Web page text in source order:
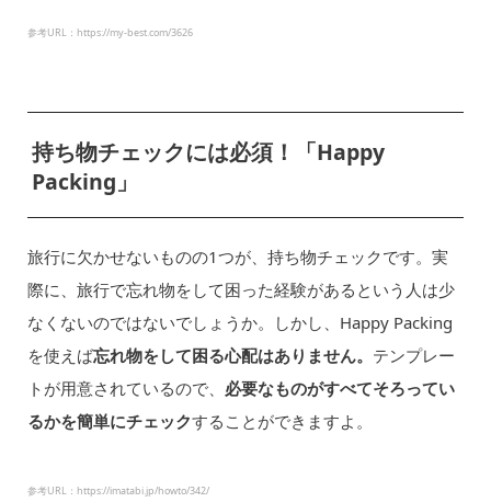
参考URL：https://my-best.com/3626
持ち物チェックには必須！「Happy
Packing」
旅行に欠かせないものの1つが、持ち物チェックです。実
際に、旅行で忘れ物をして困った経験があるという人は少
なくないのではないでしょうか。しかし、Happy Packing
を使えば忘れ物をして困る心配はありません。 テンプレー
トが用意されているので、 必要なものがすべてそろってい
るかを簡単にチェックすることができますよ。
参考URL：https://imatabi.jp/howto/342/